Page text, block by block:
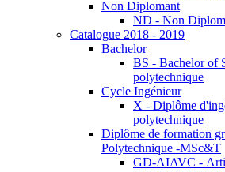
Non Diplomant
ND - Non
Catalogue 2018 - 2019
Bachelor
BS - Bachelor of
polytechnique
Cycle Ingénieur
X - Diplôme
polytechnique
Diplôme de formation
Polytechnique -MSc&T
GD-AIAVC -